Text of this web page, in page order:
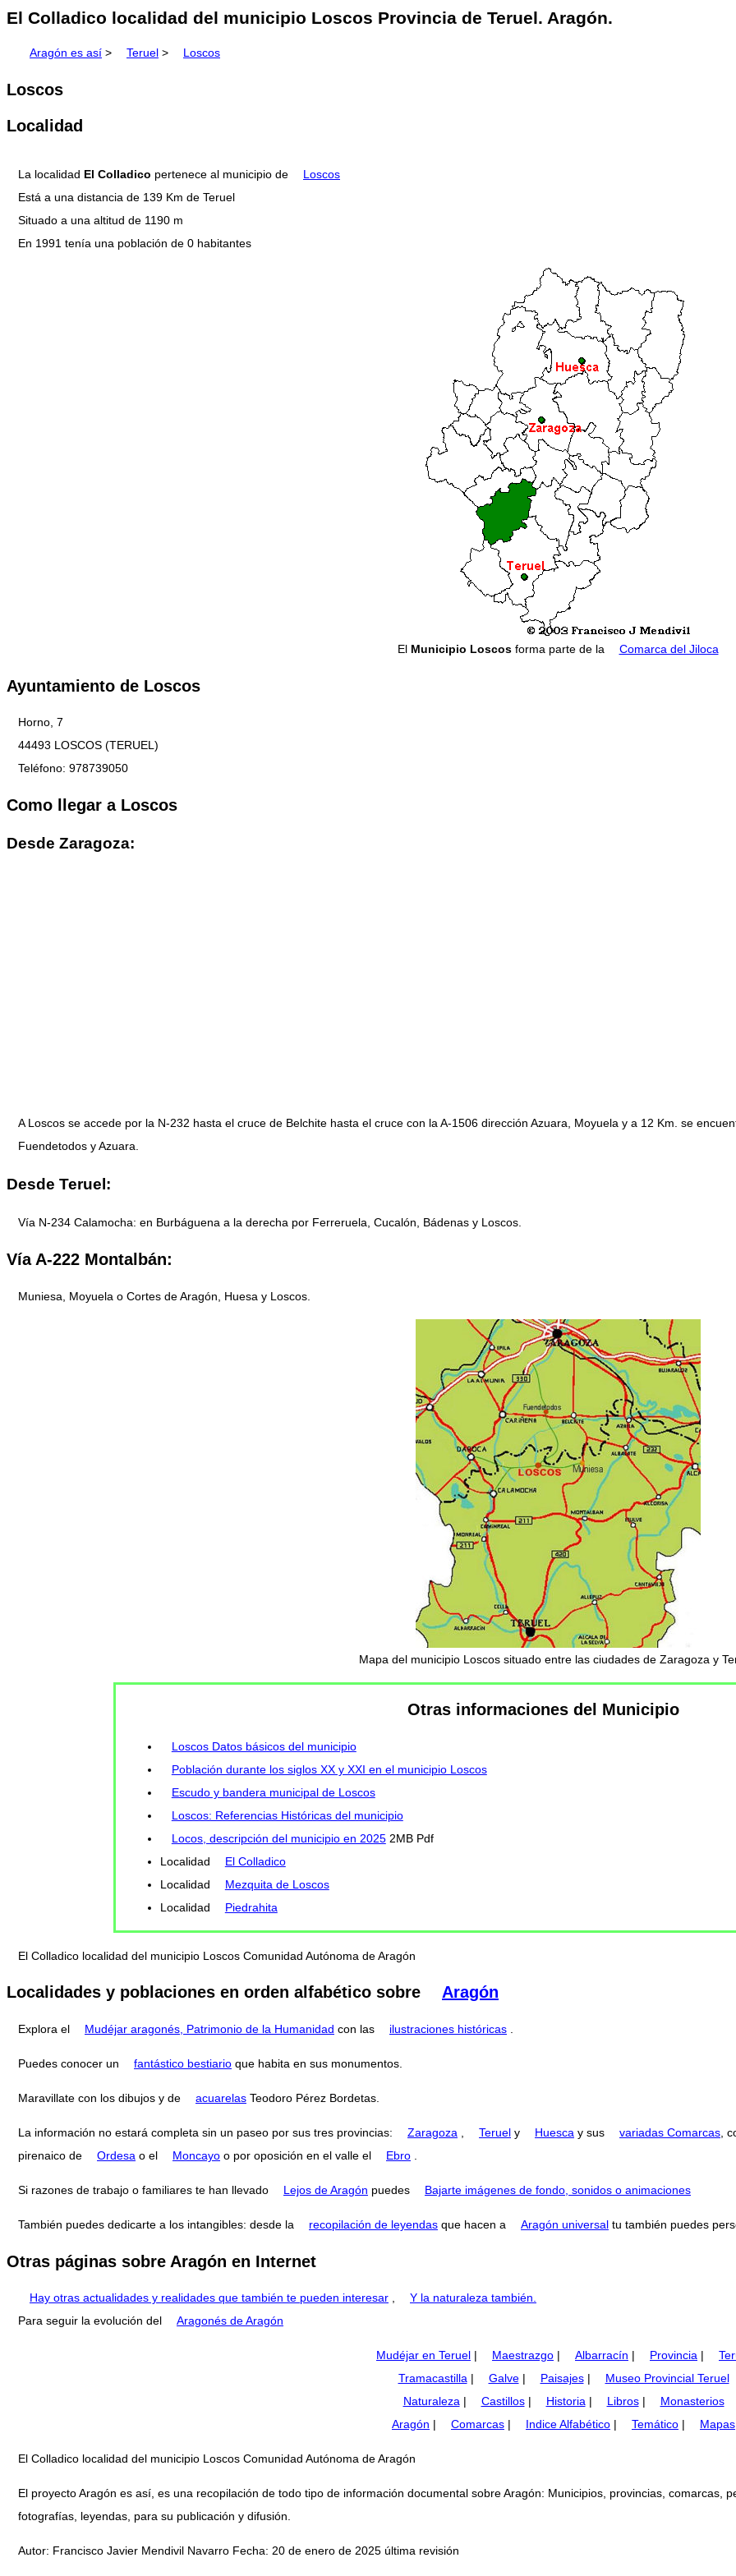
El Colladico localidad del municipio Loscos Provincia de Teruel. Aragón.
Aragón es así > Teruel > Loscos
Loscos
Localidad
La localidad El Colladico pertenece al municipio de
Loscos
Está a una distancia de 139 Km de Teruel
Situado a una altitud de 1190 m
En 1991 tenía una población de 0 habitantes
El Municipio Loscosforma parte de la Comarca del Jiloca
Ayuntamiento de Loscos
Horno, 7
44493 LOSCOS (TERUEL)
Teléfono: 978739050
Como llegar a Loscos
Desde Zaragoza:
A Loscos se accede por la N-232 hasta el cruce de Belchite hasta el cruce con la A-1506 dirección Azuara, Moyuela y a 12 Km. se
Fuendetodos y Azuara.
Desde Teruel:
Vía N-234 Calamocha: en Burbáguena a la derecha por Ferreruela, Cucalón, Bádenas y Loscos.
Vía A-222 Montalbán:
Muniesa, Moyuela o Cortes de Aragón, Huesa y Loscos.
Mapa del municipio Loscos situado entre las ciudades de Zaragoza y
Otras informaciones del Municipio
Loscos Datos básicos del municipio
Población durante los siglos XX y XXI en el municipio Loscos
Escudo y bandera municipal de Loscos
Loscos: Referencias Históricas del municipio
Locos, descripción del municipio en 20252MB Pdf
Localidad
El Colladico
Localidad
Mezquita de Loscos
Localidad
Piedrahita
El Colladico localidad del municipio Loscos Comunidad Autónoma de Aragón
Localidades y poblaciones en orden alfabético sobre Aragón
Explora el Mudéjar aragonés, Patrimonio de la Humanidad con las ilustraciones históricas
Puedes conocer un fantástico bestiario que habita en sus monumentos.
Maravillate con los dibujos y de acuarelas Teodoro Pérez Bordetas.
La información no estará completa sin un paseo por sus tres provincias: Zaragoza Teruel y Huesca y sus variadas Comarcas ,
pirenaico de
Ordesa o el Moncayo o por oposición en el valle el Ebro
Si razones de trabajo o familiares te han llevado Lejos de Aragón puedes Bajarte imágenes de fondo, sonidos o animaciones
También puedes dedicarte a los intangibles: desde la recopilación de leyendas que hacen a Aragón universal tu también puedes
Otras páginas sobre Aragón en Internet
Hay otras actualidades y realidades que también te pueden interesar ,
Y la naturaleza también.
Para seguir la evolución del
Aragonés de Aragón
Mudéjar en Teruel | Maestrazgo | Albarracín | Provincia |
Tramacastilla| Galve| Paisajes|
Museo Provincial Teruel
Naturaleza| Castillos| Historia| Libros|
Monasterios
Aragón | Comarcas | Indice Alfabético | Temático | Mapas
El Colladico localidad del municipio Loscos Comunidad Autónoma de Aragón
El proyecto Aragón es así, es una recopilación de todo tipo de información documental sobre Aragón: Municipios, provincias, comarcas,
fotografías, leyendas, para su publicación y difusión.
Autor: Francisco Javier Mendivil Navarro Fecha: 20 de enero de 2025 última revisión